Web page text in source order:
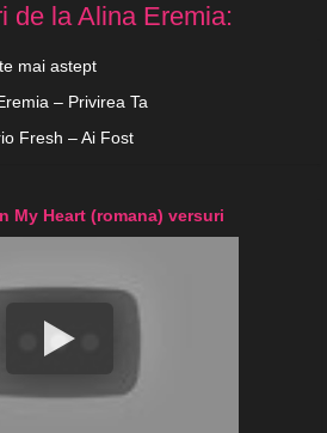
de la Alina Eremia:
mai astept
– Privirea Ta
Fresh – Ai Fost
My Heart (romana) versuri